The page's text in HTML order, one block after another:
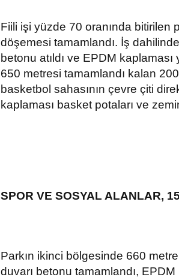
Fiili işi yüzde 70 oranında
döşemesi tamamlandı. İş
betonu atıldı ve EPDM
650 metresi tamamlandı kalan
basketbol sahasının çevre çiti
kaplaması basket potaları ve
SPOR VE SOSYAL ALANLAR,
Parkın ikinci bölgesinde 660
duvarı betonu tamamlandı,